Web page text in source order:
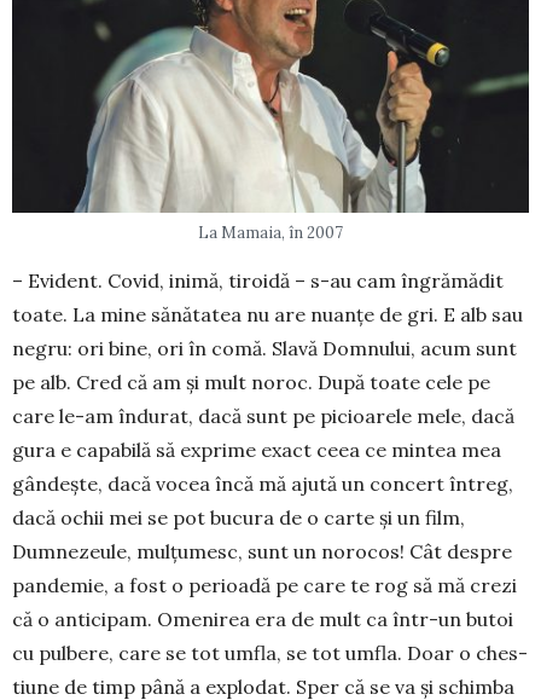
La Mamaia, în 2007
– Evident. Covid, inimă, tiroidă – s-au cam îngrămădit
toate. La mine sănătatea nu are nuanţe de gri. E alb sau
negru: ori bine, ori în comă. Slavă Domnului, acum sunt
pe alb. Cred că am şi mult noroc. După toate cele pe
care le-am îndurat, dacă sunt pe pi­cioarele mele, dacă
gura e capabilă să ex­prime exact ceea ce mintea mea
gândeşte, dacă vo­cea încă mă ajută un concert întreg,
dacă ochii mei se pot bucura de o carte şi un film,
Dumnezeule, mul­ţumesc, sunt un norocos! Cât despre
pandemie, a fost o perioadă pe care te rog să mă crezi
că o an­ticipam. Omenirea era de mult ca într-un butoi
cu pul­bere, care se tot umfla, se tot umfla. Doar o ches­
tiune de timp până a explodat. Sper că se va şi schim­ba